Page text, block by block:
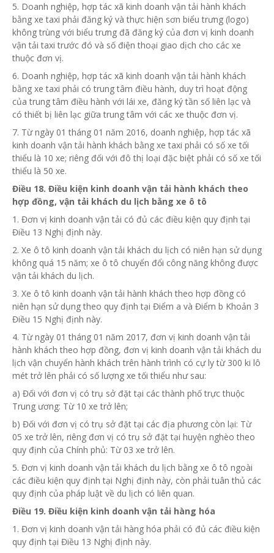
5. Doanh nghiệp, hợp tác xã kinh doanh vận tải hành khách
bằng xe taxi phải đăng ký và thực hiện sơn biểu trưng (logo)
không trùng với biểu trưng đã đăng ký của đơn vị kinh doanh
vận tải taxi trước đó và số điện thoại giao dịch cho các xe
thuộc đơn vị.
6. Doanh nghiệp, hợp tác xã kinh doanh vận tải hành khách
bằng xe taxi phải có trung tâm điều hành, duy trì hoạt động
của trung tâm điều hành với lái xe, đăng kýtần số liên lạc và
có thiết bị liên lạc giữa trung tâm với các xe thuộc đơn vị.
7. Từ ngày 01 tháng 01 năm 2016, doanh nghiệp, hợp tác xã
kinh doanh vận tải hành khách bằng xe taxi phải có số xe tối
thiểu là 10 xe; riêng đối với đô thị loại đặc biệt phải có số xe tối
thiểu là 50 xe.
Điều 18. Điều kiện kinh doanh vận tải hành khách theo
hợp đồng, vận tải khách du lịch bằng xe ô tô
1. Đơn vị kinh doanh vận tải có đủ các điều kiện quy định tại
Điều 13 Nghị định này.
2. Xe ô tô kinh doanh vận tải khách du lịch có niên hạn sử dụng
không quá 15 năm; xe ô tô chuyển đổi công năng không được
vận tải khách du lịch.
3. Xe ô tô kinh doanh vận tải hành khách theo hợp đồng có
niên hạn sử dụng theo quy định tại Điểm a và Điểm b Khoản 3
Điều 15 Nghị định này.
4. Từ ngày 01 tháng 01 năm 2017, đơn vị kinh doanh vận tải
hành khách theo hợp đồng, đơn vị kinh doanh vận tải khách du
lịch vận chuyển hành khách trên hành trình có cự ly từ 300 ki lô
mét trở lên phải có số lượng xe tối thiểu như sau:
a) Đối với đơn vị có trụ sở đặt tại các thành phố trực thuộc
Trung ương: Từ 10 xe trở lên;
b) Đối với đơn vị có trụ sở đặt tại các địa phương còn lại: Từ
05 xe trở lên, riêng đơn vị có trụ sở đặt tại huyện nghèo theo
quy định của Chính phủ: Từ 03 xe trở lên.
5. Đơn vị kinh doanh vận tải khách du lịch bằng xe ô tô ngoài
các điều kiện quy định tại Nghị định này, còn phải tuân thủ các
quy định của pháp luật về du lịch có liên quan.
Điều 19. Điều kiện kinh doanh vận tải hàng hóa
1. Đơn vị kinh doanh vận tải hàng hóa phải có đủ các điều kiện
quy định tại Điều 13 Nghị định này.